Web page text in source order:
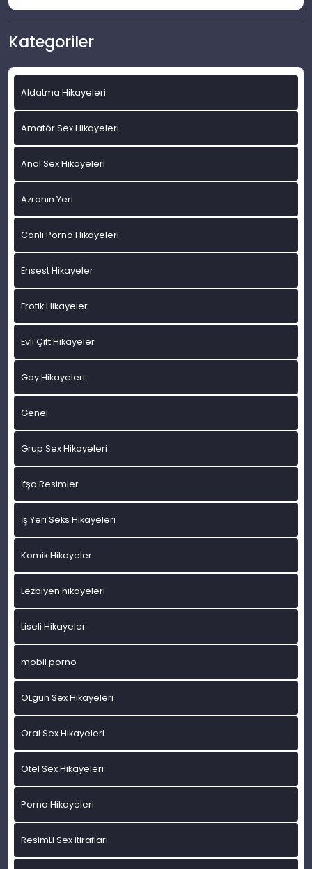
Kategoriler
Aldatma Hikayeleri
Amatör Sex Hikayeleri
Anal Sex Hikayeleri
Azranın Yeri
Canlı Porno Hikayeleri
Ensest Hikayeler
Erotik Hikayeler
Evli Çift Hikayeler
Gay Hikayeleri
Genel
Grup Sex Hikayeleri
İfşa Resimler
İş Yeri Seks Hikayeleri
Komik Hikayeler
Lezbiyen hikayeleri
Liseli Hikayeler
mobil porno
OLgun Sex Hikayeleri
Oral Sex Hikayeleri
Otel Sex Hikayeleri
Porno Hikayeleri
ResimLi Sex itirafları